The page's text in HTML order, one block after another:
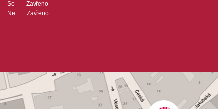
Počet stran: 22
Odběr minimálně 1 kus
So Zavřeno
Ne Zavřeno